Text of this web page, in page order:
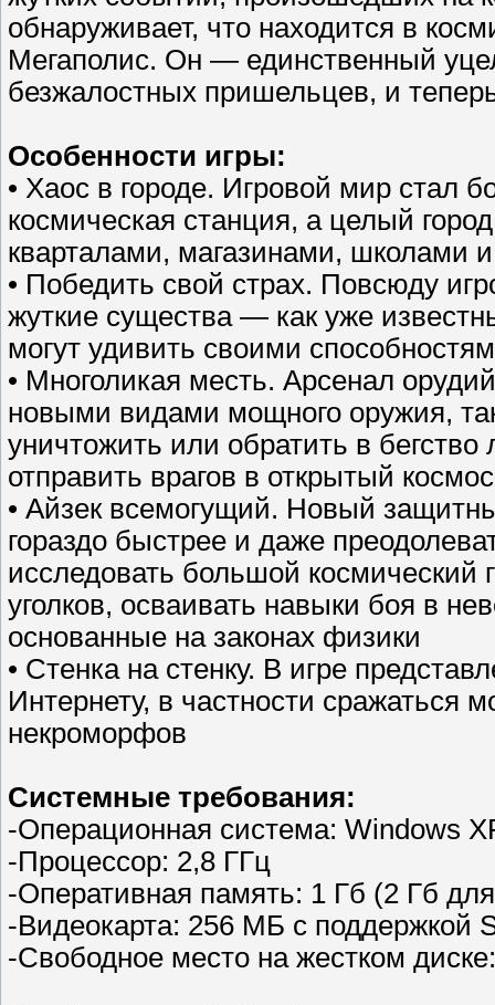
обнаруживает, что находится в
Мегаполис. Он — единственный
безжалостных пришельцев, и
Особенности игры:
• Хаос в городе. Игровой мир стал
космическая станция, а целый
кварталами, магазинами, школами
• Победить свой страх. Повсюду
жуткие существа — как уже
могут удивить своими
• Многоликая месть. Арсенал
новыми видами мощного оружия,
уничтожить или обратить в
отправить врагов в открытый
• Айзек всемогущий. Новый
гораздо быстрее и даже
исследовать большой космический
уголков, осваивать навыки боя в
основанные на законах физики
• Стенка на стенку. В игре
Интернету, в частности
некроморфов
Системные требования:
-Операционная система: Windows
-Процессор: 2,8 ГГц
-Оперативная память: 1 Гб (2 Гб
-Видеокарта: 256 МБ c поддержкой
-Свободное место на жестком